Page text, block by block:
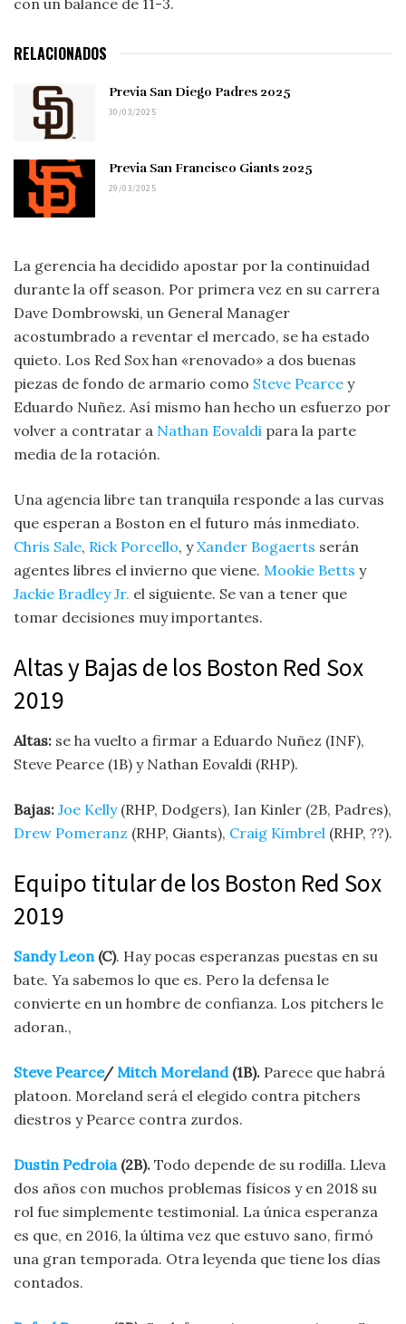
RELACIONADOS
Previa San Diego Padres 2025
30/03/2025
Previa San Francisco Giants 2025
29/03/2025
La gerencia ha decidido apostar por la continuidad
durante la off season. Por primera vez en su carrera
Dave Dombrowski, un General Manager
acostumbrado a reventar el mercado, se ha estado
quieto. Los Red Sox han «renovado» a dos buenas
piezas de fondo de armario como Steve Pearce y
Eduardo Nuñez. Así mismo han hecho un esfuerzo por
volver a contratar a Nathan Eovaldi para la parte
media de la rotación.
Una agencia libre tan tranquila responde a las curvas
que esperan a Boston en el futuro más inmediato.
Chris Sale, Rick Porcello, yXander Bogaerts serán
agentes libres el invierno que viene. Mookie Betts y
Jackie Bradley Jr. el siguiente. Se van a tener que
tomar decisiones muy importantes.
Altas y Bajas de los Boston Red Sox
2019
Altas: se ha vuelto a firmar a Eduardo Nuñez (INF),
Steve Pearce (1B) y Nathan Eovaldi (RHP).
Bajas: Joe Kelly(RHP, Dodgers), Ian Kinler (2B, Padres),
Drew Pomeranz (RHP, Giants), Craig Kimbrel (RHP, ??).
Equipo titular de los Boston Red Sox
2019
Sandy Leon (C). Hay pocas esperanzas puestas en su
bate. Ya sabemos lo que es. Pero la defensa le
convierte en un hombre de confianza. Los pitchers le
adoran.,
Steve Pearce/ Mitch Moreland(1B). Parece que habrá
platoon. Moreland será el elegido contra pitchers
diestros y Pearce contra zurdos.
Dustin Pedroia(2B). Todo depende de su rodilla. Lleva
dos años con muchos problemas físicos y en 2018 su
rol fue simplemente testimonial. La única esperanza
es que, en 2016, la última vez que estuvo sano, firmó
una gran temporada. Otra leyenda que tiene los días
contados.